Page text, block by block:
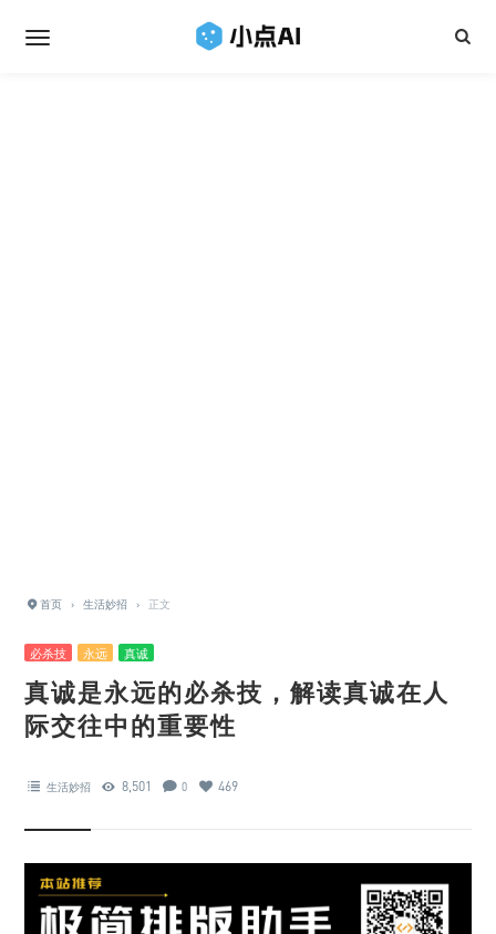
首页 › 生活妙招 › 正文
必杀技 永远 真诚
真诚是永远的必杀技，解读真诚在人
际交往中的重要性
生活妙招 8,501 0 469